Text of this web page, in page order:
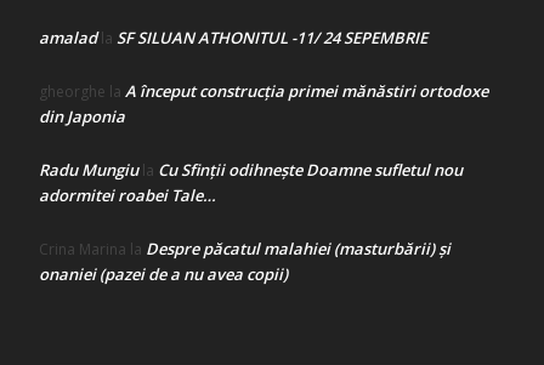
amaladla SF SILUAN ATHONITUL -11/ 24 SEPEMBRIE
gheorghe la A început construcţia primei mănăstiri ortodoxe
din Japonia
Radu Mungiula Cu Sfinții odihnește Doamne sufletul nou
adormitei roabei Tale…
Crina Marina la Despre păcatul malahiei (masturbării) şi
onaniei (pazei de a nu avea copii)